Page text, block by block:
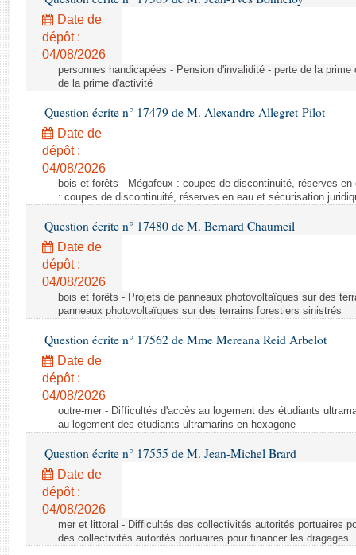
Rapports d'enquête
Rapports législatifs
Rapports sur l'application des lois
Baromètre de l’application des lois
Dossiers législatifs
Budget et sécurité sociale
Questions écrites et orales
Comptes rendus des débats
Date de
dépôt :
04/08/2026
personnes handicapées - Pension d'invalidité - perte de la
de la prime d'activité
Question écrite n° 17479 de M. Alexandre Allegret-Pilot
Date de
dépôt :
04/08/2026
bois et forêts - Mégafeux : coupes de discontinuité, réserves
: coupes de discontinuité, réserves en eau et sécurisation
Question écrite n° 17480 de M. Bernard Chaumeil
Date de
dépôt :
04/08/2026
bois et forêts - Projets de panneaux photovoltaïques sur des
panneaux photovoltaïques sur des terrains forestiers sinistrés
Question écrite n° 17562 de Mme Mereana Reid Arbelot
Date de
dépôt :
04/08/2026
outre-mer - Difficultés d'accès au logement des étudiants
au logement des étudiants ultramarins en hexagone
Question écrite n° 17555 de M. Jean-Michel Brard
Date de
dépôt :
04/08/2026
mer et littoral - Difficultés des collectivités autorités portuaires
des collectivités autorités portuaires pour financer les dragages